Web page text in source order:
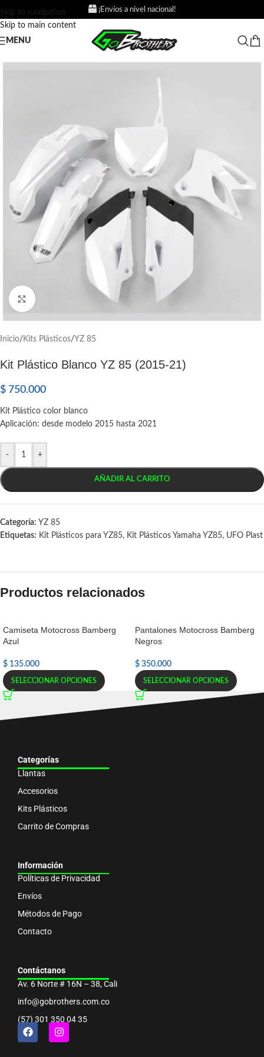
Skip to navigation
Skip to main content
¡Envíos a nivel nacional!
MENU
Inicio/ Kits Plásticos/YZ 85
Kit Plástico Blanco YZ 85 (2015-21)
$ 750.000
Kit Plástico color blanco
Aplicación: desde modelo 2015 hasta 2021
- +
AÑADIR AL CARRITO
Categoría: YZ 85
Etiquetas: Kit Plásticos para YZ85, Kit Plásticos Yamaha YZ85, UFO Plast
Productos relacionados
Camiseta Motocross Bamberg
Azul
$ 135.000
SELECCIONAR OPCIONES
Pantalones Motocross Bamberg
Negros
$ 350.000
SELECCIONAR OPCIONES
Categorías
Llantas
Accesorios
Kits Plásticos
Carrito de Compras
Información
Políticas de Privacidad
Envíos
Métodos de Pago
Contacto
Contáctanos
Av. 6 Norte # 16N – 38, Cali
info@gobrothers.com.co
(57) 301 350 04 35